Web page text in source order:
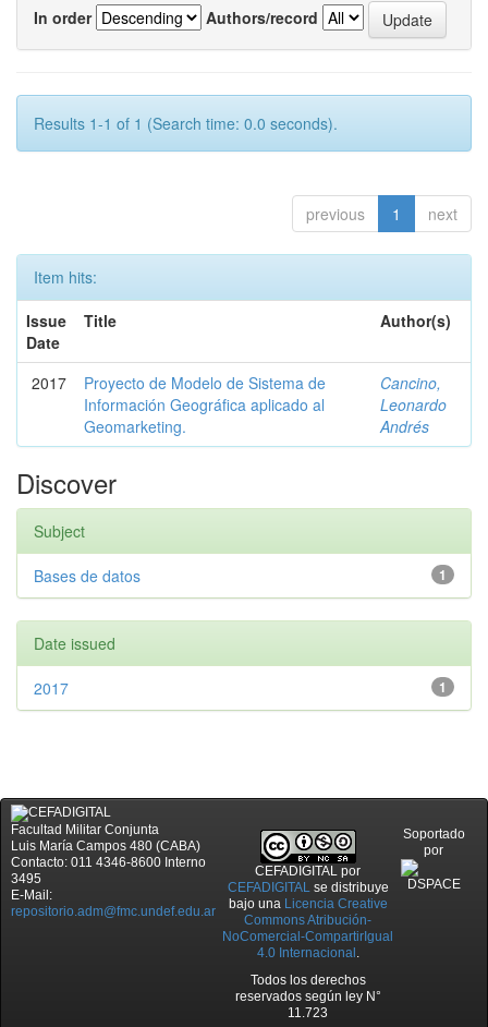
In order
Authors/record
Results 1-1 of 1 (Search time: 0.0 seconds).
previous 1 next
Item hits:
Issue
Date
Title Author(s)
2017
Proyecto de Modelo de Sistema de
Información Geográfica aplicado al
Geomarketing.
Cancino,
Leonardo
Andrés
Discover
Subject
1
Bases de datos
Date issued
1
2017
Facultad Militar Conjunta
Luis María Campos 480 (CABA)
Contacto: 011 4346-8600 Interno
3495
E-Mail:
repositorio.adm@fmc.undef.edu.ar
CEFADIGITAL por
CEFADIGITALse distribuye
bajo una Licencia Creative
Commons Atribución-
NoComercial-CompartirIgual
4.0 Internacional .
Todos los derechos
reservados según ley N°
11.723
Soportado
por